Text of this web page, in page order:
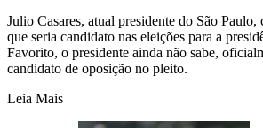
Julio Casares, atual presidente do São
que seria candidato nas eleições para a
Favorito, o presidente ainda não sabe,
candidato de oposição no pleito.
Leia Mais